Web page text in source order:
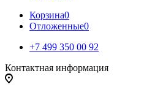
Корзина0
Отложенные0
+7 499 350 00 92
Контактная информация